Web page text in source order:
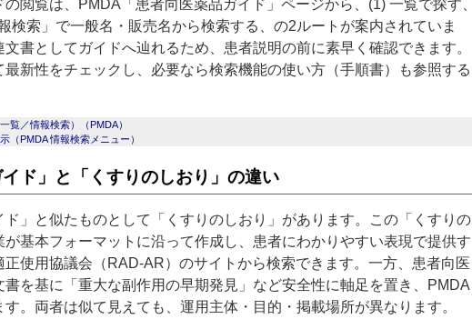
閲覧は、PMDA「患者向医薬品ガイド」ページから、(1) 一覧で探す、
検索」で一般名・販売名から検索する、の2ルートが案内されていま
書としてガイドへ辿れるため、患者説明の前に素早く確認できます。
新性をチェックし、必要なら検索機能の使い方（手順書）も参照する
覧／情報検索）（PMDA）
（PMDA 情報検索メニュー）
イド」と「くすりのしおり」の違い
」と似たものとして「くすりのしおり」があります。この「くすりの
が基本フォーマットに沿って作成し、患者にわかりやすい表現で提供す
正使用協議会（RAD-AR）のサイトから検索できます。一方、患者向医
を基に「重大な副作用の早期発見」など安全性に軸足を置き、PMDA
。両者は似て見えても、運用主体・目的・掲載場所が異なります。